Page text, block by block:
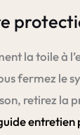
la toile à
fermez le
retirez la
entretien